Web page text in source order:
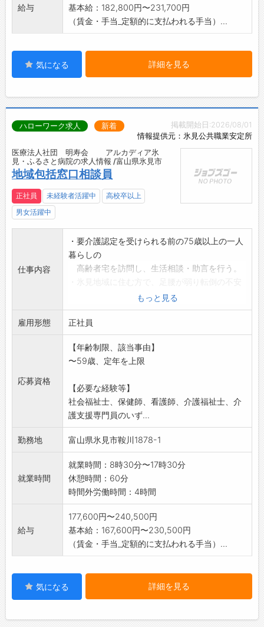
給与
基本給：182,800円〜231,700円
（賃金・手当_定額的に支払われる手当）...
気になる 詳細を見る
掲載開始日:2026/08/01
情報提供元：氷見公共職業安定所
ハローワーク求人 新着
医療法人社団 明寿会 アルカディア氷
見・ふるさと病院の求人情報 /富山県氷見市
地域包括窓口相談員
正社員 未経験者活躍中
高校卒以上
男女活躍中
仕事内容
・要介護認定を受けられる前の75歳以上の一人
暮らしの
高齢者宅を訪問し、生活相談・助言を行う。
対象に通所型介護予防教室を行う。
※面接希望の方はハローワークから『紹介状』
の交付を
受けてください。
「変更範囲:
もっと見る
雇用形態 正社員
応募資格
【年齢制限、該当事由】
〜59歳、定年を上限
【必要な経験等】
社会福祉士、保健師、看護師、介護福祉士、介
護支援専門員のいず...
勤務地 富山県氷見市鞍川1878-1
就業時間
就業時間：8時30分〜17時30分
休憩時間：60分
時間外労働時間：4時間
給与
177,600円〜240,500円
基本給：167,600円〜230,500円
（賃金・手当_定額的に支払われる手当）...
気になる 詳細を見る